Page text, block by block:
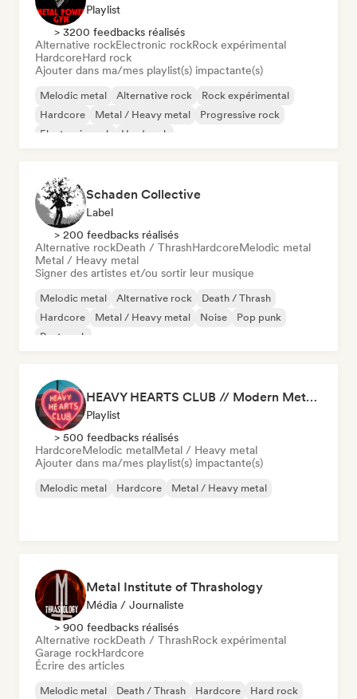
Playlist
> 3200 feedbacks réalisés
Alternative rockElectronic rockRock expérimental
HardcoreHard rock
Ajouter dans ma/mes playlist(s) impactante(s)
Melodic metal Alternative rock
Rock expérimental
Hardcore
Metal / Heavy metal
Progressive rock
Electronic rock
Hard rock
Schaden Collective
Label
> 200 feedbacks réalisés
Alternative rockDeath / ThrashHardcoreMelodic metal
Metal / Heavy metal
Signer des artistes et/ou sortir leur musique
Melodic metal Alternative rock
Death / Thrash
Hardcore
Metal / Heavy metal Noise
Pop punk
Post punk
HEAVY HEARTS CLUB // Modern Metal Essentials
Playlist
> 500 feedbacks réalisés
HardcoreMelodic metalMetal / Heavy metal
Ajouter dans ma/mes playlist(s) impactante(s)
Melodic metal Hardcore Metal / Heavy metal
Metal Institute of Thrashology
Média / Journaliste
> 900 feedbacks réalisés
Alternative rockDeath / ThrashRock expérimental
Garage rockHardcore
Écrire des articles
Melodic metal Death / Thrash Hardcore
Hard rock